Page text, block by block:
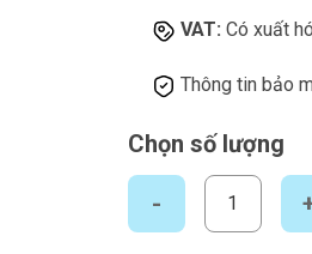
VAT:Có xuất
Thông tin bảo
Chọn số lượng
Bánh Cracker và sô